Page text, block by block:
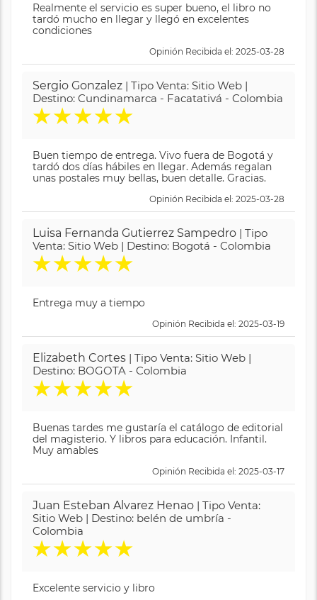
Realmente el servicio es super bueno, el libro no
tardó mucho en llegar y llegó en excelentes
condiciones
Opinión Recibida el: 2025-03-28
Sergio Gonzalez | Tipo Venta: Sitio Web |
Destino: Cundinamarca - Facatativá - Colombia
★★★★★
Buen tiempo de entrega. Vivo fuera de Bogotá y
tardó dos días hábiles en llegar. Además regalan
unas postales muy bellas, buen detalle. Gracias.
Opinión Recibida el: 2025-03-28
Luisa Fernanda Gutierrez Sampedro | Tipo
Venta: Sitio Web | Destino: Bogotá - Colombia
★★★★★
Entrega muy a tiempo
Opinión Recibida el: 2025-03-19
Elizabeth Cortes | Tipo Venta: Sitio Web |
Destino: BOGOTA - Colombia
★★★★★
Buenas tardes me gustaría el catálogo de editorial
del magisterio. Y libros para educación. Infantil.
Muy amables
Opinión Recibida el: 2025-03-17
Juan Esteban Alvarez Henao | Tipo Venta:
Sitio Web | Destino: belén de umbría -
Colombia
★★★★★
Excelente servicio y libro